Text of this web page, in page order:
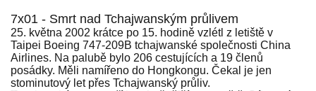
7x01 - Smrt nad Tchajwanským průlivem
25. května 2002 krátce po 15. hodině vzlétl z letiště v
Taipei Boeing 747-209B tchajwanské společnosti China
Airlines. Na palubě bylo 206 cestujících a 19 členů
posádky. Měli namířeno do Hongkongu. Čekal je jen
stominutový let přes Tchajwanský průliv.